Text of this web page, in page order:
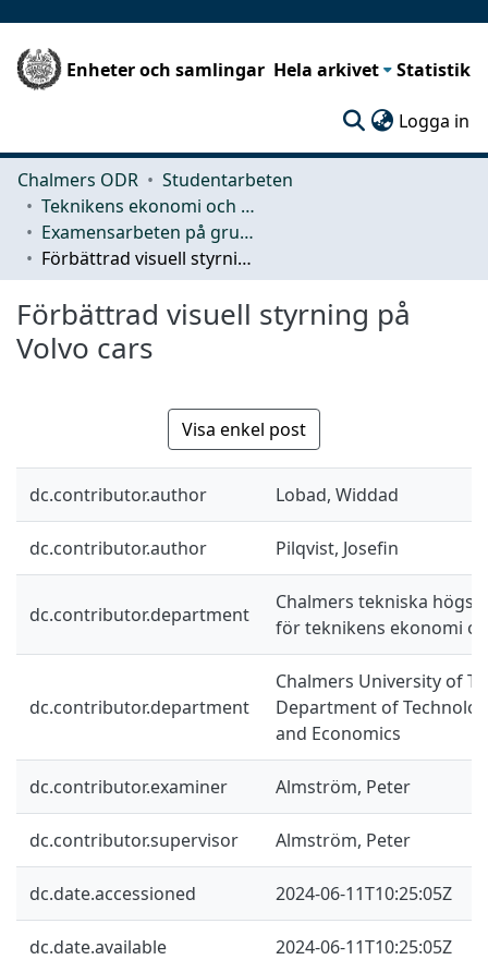
Enheter och samlingar Hela arkivet Statistik
Logga in
Chalmers ODR
Studentarbeten
Teknikens ekonomi och organisation
Examensarbeten på grundnivå
Förbättrad visuell styrning på Volvo cars
Förbättrad visuell styrning på
Volvo cars
Visa enkel post
dc.contributor.author Lobad, Widdad
dc.contributor.author Pilqvist, Josefin
dc.contributor.department
Chalmers tekniska
för teknikens ekonomi
dc.contributor.department
Chalmers University of
Department of
and Economics
dc.contributor.examiner Almström, Peter
dc.contributor.supervisor Almström, Peter
dc.date.accessioned 2024-06-11T10:25:05Z
dc.date.available 2024-06-11T10:25:05Z